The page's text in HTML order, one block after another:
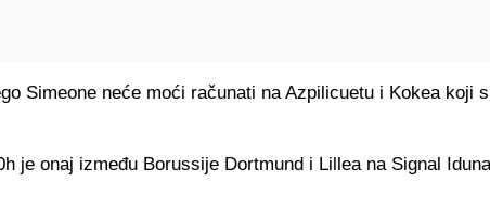
Simeone neće moći računati na Azpilicuetu i Kokea koji
je onaj između Borussije Dortmund i Lillea na Signal Iduna